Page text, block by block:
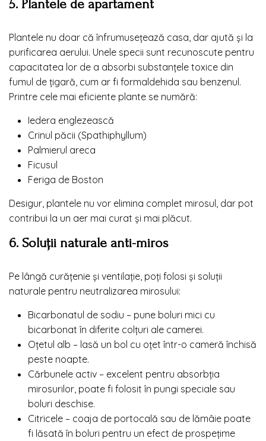
5. Plantele de apartament
Plantele nu doar că înfrumusețează casa, dar ajută și la
purificarea aerului. Unele specii sunt recunoscute pentru
capacitatea lor de a absorbi substanțele toxice din
fumul de țigară, cum ar fi formaldehida sau benzenul.
Printre cele mai eficiente plante se numără:
Iedera englezească
Crinul păcii (Spathiphyllum)
Palmierul areca
Ficusul
Feriga de Boston
Desigur, plantele nu vor elimina complet mirosul, dar pot
contribui la un aer mai curat și mai plăcut.
6. Soluții naturale anti-miros
Pe lângă curățenie și ventilație, poți folosi și soluții
naturale pentru neutralizarea mirosului:
Bicarbonatul de sodiu – pune boluri mici cu
bicarbonat în diferite colțuri ale camerei.
Oțetul alb – lasă un bol cu oțet într-o cameră închisă
peste noapte.
Cărbunele activ – excelent pentru absorbția
mirosurilor, poate fi folosit în pungi speciale sau
boluri deschise.
Citricele – coaja de portocală sau de lămâie poate
fi lăsată în boluri pentru un efect de prospețime